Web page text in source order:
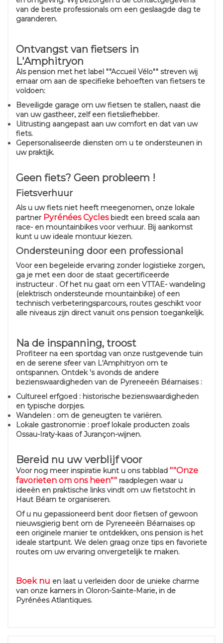
van de beste professionals om een geslaagde dag te
garanderen.
Ontvangst van fietsers in
L'Amphitryon
Als pension met het label ""Accueil Vélo"" streven wij
ernaar om aan de specifieke behoeften van fietsers te
voldoen:
Beveiligde garage om uw fietsen te stallen, naast die
van uw gastheer, zelf een fietsliefhebber.
Uitrusting aangepast aan uw comfort en dat van uw
fiets.
Gepersonaliseerde diensten om u te ondersteunen in
uw praktijk.
Geen fiets? Geen probleem !
Fietsverhuur
Als u uw fiets niet heeft meegenomen, onze lokale
partner Pyrénées Cyclesbiedt een breed scala aan
race- en mountainbikes voor verhuur. Bij aankomst
kunt u uw ideale montuur kiezen.
Ondersteuning door een professional
Voor een begeleide ervaring zonder logistieke zorgen,
ga je met een door de staat gecertificeerde
instructeur . Of het nu gaat om een VTTAE- wandeling
(elektrisch ondersteunde mountainbike) of een
technisch verbeteringsparcours, routes geschikt voor
alle niveaus zijn direct vanuit ons pension toegankelijk.
Na de inspanning, troost
Profiteer na een sportdag van onze rustgevende tuin
en de serene sfeer van L'Amphitryon om te
ontspannen. Ontdek 's avonds de andere
bezienswaardigheden van de Pyreneeën Béarnaises :
Cultureel erfgoed : historische bezienswaardigheden
en typische dorpjes.
Wandelen : om de geneugten te variëren.
Lokale gastronomie : proef lokale producten zoals
Ossau-Iraty-kaas of Jurançon-wijnen.
Bereid nu uw verblijf voor
Voor nog meer inspiratie kunt u ons tabblad ""Onze
favorieten om ons heen"" raadplegen waar u
ideeën en praktische links vindt om uw fietstocht in
Haut Béarn te organiseren.
Of u nu gepassioneerd bent door fietsen of gewoon
nieuwsgierig bent om de Pyreneeën Béarnaises op
een originele manier te ontdekken, ons pension is het
ideale startpunt. We delen graag onze tips en favoriete
routes om uw ervaring onvergetelijk te maken.
Boek nu en laat u verleiden door de unieke charme
van onze kamers in Oloron-Sainte-Marie, in de
Pyrénées Atlantiques.